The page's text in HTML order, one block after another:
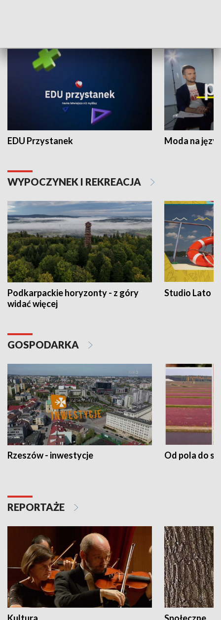
EDU Przystanek Moda na
WYPOCZYNEK I REKREACJA
Podkarpackie horyzonty - z góry
widać więcej
Studio Lato
GOSPODARKA
Rzeszów - inwestycje Od pola do
REPORTAŻE